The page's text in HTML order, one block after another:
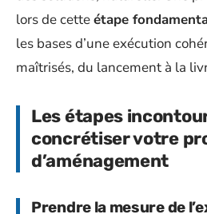
lors de cetteétape
les bases d’une exécution
maîtrisés, du lancement à la
Les étapes
concrétiser votre
d’aménagement
Prendre la mesure de